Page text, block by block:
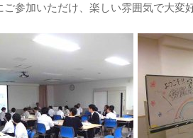
参加いただけ、楽しい雰囲気で大変